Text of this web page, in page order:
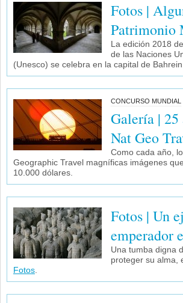
Fotos |
Patrimonio
La edición 2018
de las Naciones
(Unesco) se celebra en la capital de Bahrein.
CONCURSO MUNDIAL
Galería | 25
Nat Geo
Como cada año,
Geographic Travel magníficas imágenes
10.000 dólares.
Fotos | Un
emperador
Una tumba digna
proteger su alma,
Fotos